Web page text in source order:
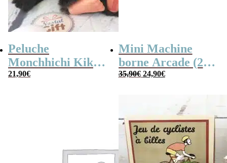
Peluche
Monchhichi Kiki
l’original (20 cm)
21,90€
Mini Machine
borne Arcade (240
jeux)
35,90€ Le
prix
24,90€Le
prix